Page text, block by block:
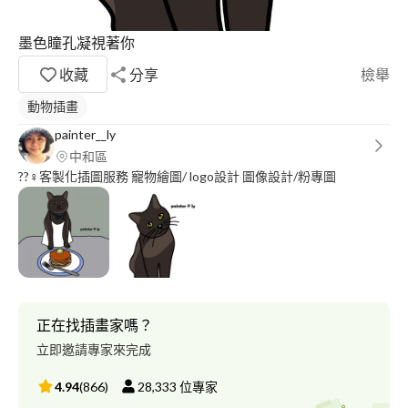
墨色瞳孔凝視著你
收藏
分享 檢舉
動物插畫
painter__ly
中和區
??‍♀️客製化插圖服務 寵物繪圖/ logo設計 圖像設計/粉專圖
正在找插畫家嗎？
立即邀請專家來完成
4.94(866) 28,333 位專家